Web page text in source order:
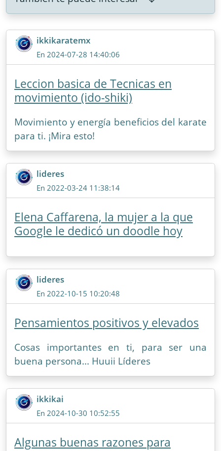
ikkikaratemx
En 2024-07-28 14:40:06
Leccion basica de Tecnicas en
movimiento (ido-shiki)
Movimiento y energía beneficios del karate
para ti. ¡Mira esto!
lideres
En 2022-03-24 11:38:14
Elena Caffarena, la mujer a la que
Google le dedicó un doodle hoy
lideres
En 2022-10-15 10:20:48
Pensamientos positivos y elevados
Cosas importantes en ti, para ser una
buena persona... Huuii Líderes
ikkikai
En 2024-10-30 10:52:55
Algunas buenas razones para